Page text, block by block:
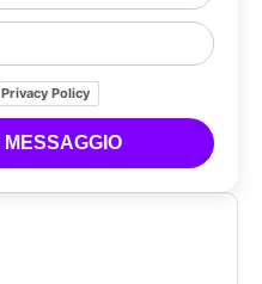
Privacy Policy